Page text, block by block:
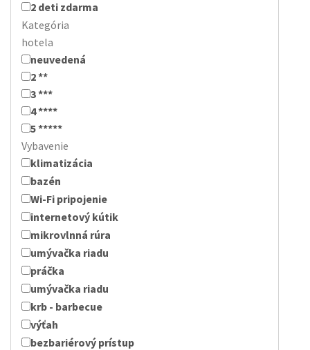
2 deti zdarma
Kategória
hotela
neuvedená
2 **
3 ***
4 ****
5 *****
Vybavenie
klimatizácia
bazén
Wi-Fi pripojenie
internetový kútik
mikrovlnná rúra
umývačka riadu
práčka
umývačka riadu
krb - barbecue
výťah
bezbariérový prístup